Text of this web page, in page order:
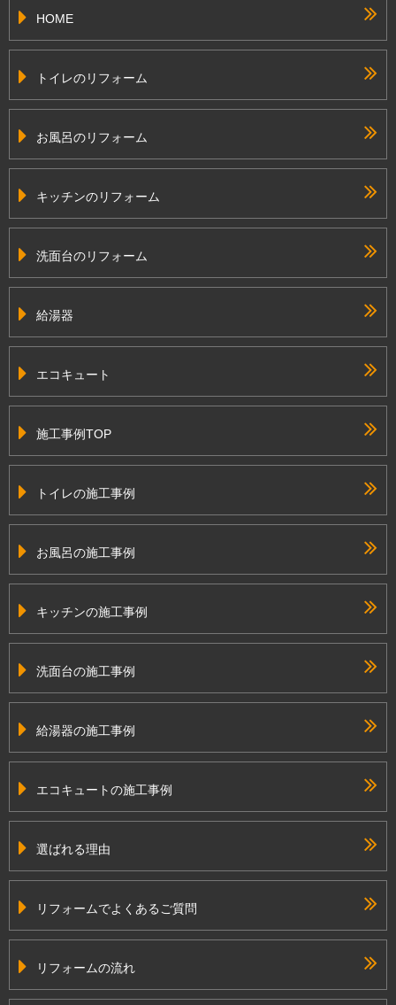
HOME
トイレのリフォーム
お風呂のリフォーム
キッチンのリフォーム
洗面台のリフォーム
給湯器
エコキュート
施工事例TOP
トイレの施工事例
お風呂の施工事例
キッチンの施工事例
洗面台の施工事例
給湯器の施工事例
エコキュートの施工事例
選ばれる理由
リフォームでよくあるご質問
リフォームの流れ